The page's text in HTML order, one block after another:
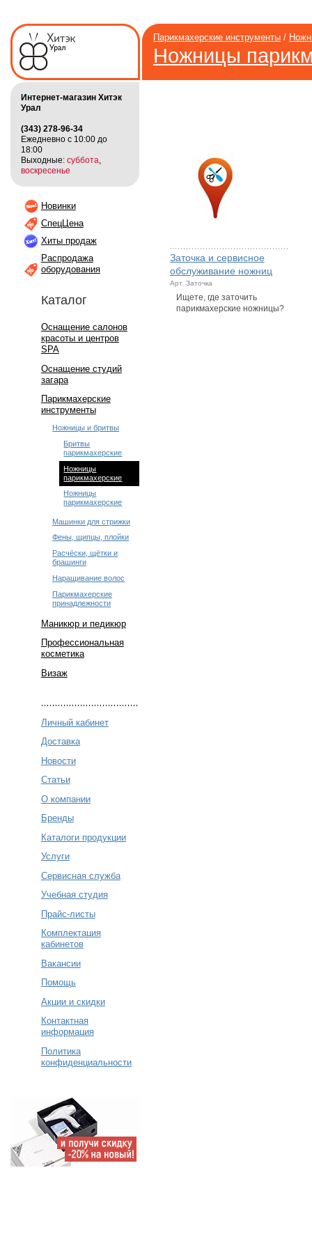
Парикмахерские инструменты/
Ножницы
Интернет-магазин Хитэк
Урал
(343) 278-96-34
Ежедневно с 10:00 до
18:00
Выходные: суббота
воскресенье
Новинки
СпецЦена
Хиты продаж
Распродажа
оборудования
Каталог
Оснащение салонов
красоты и центров
SPA
Оснащение студий
загара
Парикмахерские
инструменты
Ножницы и бритвы
Бритвы
парикмахерские
Ножницы
парикмахерские
Ножницы
парикмахерские
Машинки для стрижки
Фены, щипцы, плойки
Расчёски, щётки и
брашинги
Наращивание волос
Парикмахерские
принадлежности
Маникюр и педикюр
Профессиональная
косметика
Визаж
Личный кабинет
Доставка
Новости
Статьи
О компании
Бренды
Каталоги продукции
Услуги
Сервисная служба
Учебная студия
Прайс-листы
Комплектация
кабинетов
Вакансии
Помощь
Акции и скидки
Контактная
информация
Политика
конфиденциальности
Заточка и сервисное
обслуживание ножниц
Арт. Заточка
Ищете, где заточить
парикмахерские ножницы?